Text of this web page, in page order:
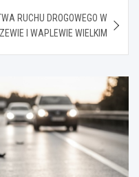
RUCHU DROGOWEGO W
I WAPLEWIE WIELKIM